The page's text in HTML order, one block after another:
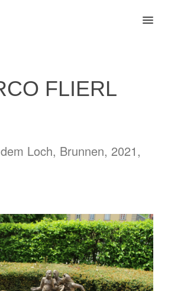
MENU
FLIERL
Loch, Brunnen, 2021,